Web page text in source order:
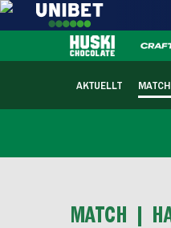
AKTUELLT
MATCH |